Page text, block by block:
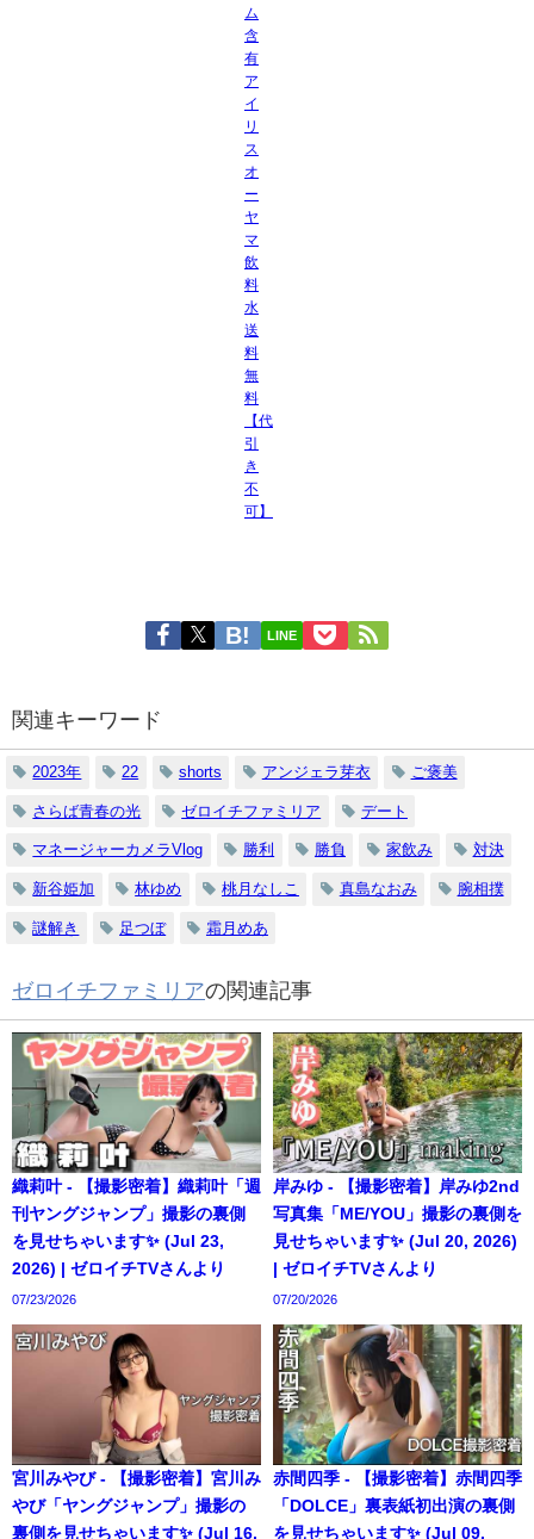
ム
含
有
ア
イ
リ
ス
オ
ー
ヤ
マ
飲
料
水
送
料
無
料
【代
引
き
不
可】
LINE
関連キーワード
2023年 22 shorts アンジェラ芽衣 ご褒美
さらば青春の光 ゼロイチファミリア デート
マネージャーカメラVlog 勝利 勝負 家飲み 対決
新谷姫加 林ゆめ 桃月なしこ 真島なおみ 腕相撲
謎解き 足つぼ 霜月めあ
ゼロイチファミリアの関連記事
織莉叶 - 【撮影密着】織莉叶「週
刊ヤングジャンプ」撮影の裏側
を見せちゃいます✨ (Jul 23,
2026) | ゼロイチTVさんより
07/23/2026
岸みゆ - 【撮影密着】岸みゆ2nd
写真集「ME/YOU」撮影の裏側を
見せちゃいます✨ (Jul 20, 2026)
| ゼロイチTVさんより
07/20/2026
宮川みやび - 【撮影密着】宮川み
やび「ヤングジャンプ」撮影の
裏側を見せちゃいます✨ (Jul 16,
赤間四季 - 【撮影密着】赤間四季
「DOLCE」裏表紙初出演の裏側
を見せちゃいます✨ (Jul 09,